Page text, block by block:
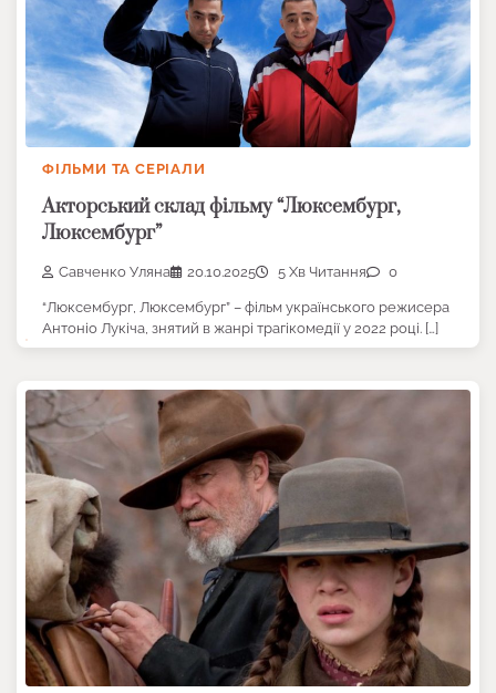
ФІЛЬМИ ТА СЕРІАЛИ
Акторський склад фільму “Люксембург,
Люксембург”
Савченко Уляна 20.10.2025 5 Хв Читання 0
“Люксембург, Люксембург” – фільм українського режисера
Антоніо Лукіча, знятий в жанрі трагікомедії у 2022 році. […]